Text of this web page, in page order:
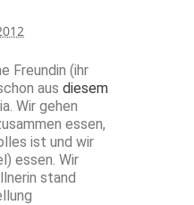
Freundin (ihr
aus diesem
Wir gehen
essen,
ist und wir
essen. Wir
stand